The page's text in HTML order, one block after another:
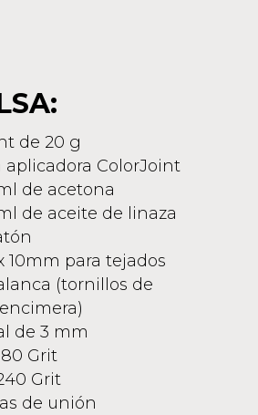
de 20 g
aplicadora ColorJoint
de acetona
de aceite de linaza
10mm para tejados
(tornillos de
de 3 mm
Grit
Grit
de unión